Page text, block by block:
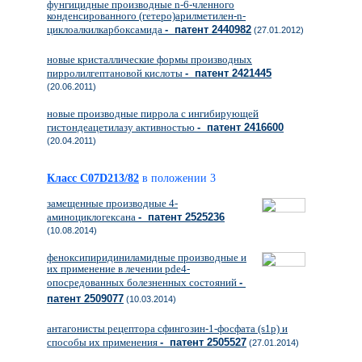
фунгицидные производные n-6-членного
конденсированного (гетеро)арилметилен-n-
циклоалкилкарбоксамида - патент 2440982 (27.01.2012)
новые кристаллические формы производных
пирролилгептановой кислоты - патент 2421445
(20.06.2011)
новые производные пиррола с ингибирующей
гистондеацетилазу активностью - патент 2416600
(20.04.2011)
Класс C07D213/82 в положении 3
замещенные производные 4-
аминоциклогексана - патент 2525236
(10.08.2014)
феноксипиридиниламидные производные и
их применение в лечении pde4-
опосредованных болезненных состояний -
патент 2509077 (10.03.2014)
антагонисты рецептора сфингозин-1-фосфата (s1p) и
способы их применения - патент 2505527 (27.01.2014)